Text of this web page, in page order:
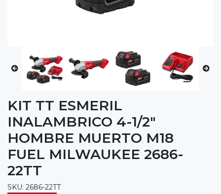
KIT TT ESMERIL
INALAMBRICO 4-1/2"
HOMBRE MUERTO M18
FUEL MILWAUKEE 2686-
22TT
SKU: 2686-22TT